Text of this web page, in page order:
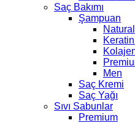
Saç Bakımı
Şampuan
Men
Saç Kremi
Saç Yağı
Sıvı Sabunlar
Premium